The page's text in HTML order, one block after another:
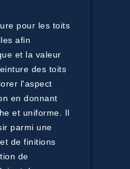
pour les toits
afin
et la valeur
des toits
l'aspect
en donnant
et uniforme. Il
parmi une
de finitions
de